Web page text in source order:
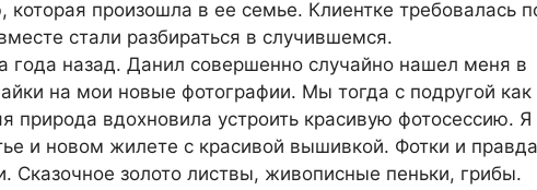
которая произошла в ее семье. Клиентке требовалась
стали разбираться в случившемся.
года назад. Данил совершенно случайно нашел меня в
на мои новые фотографии. Мы тогда с подругой как
природа вдохновила устроить красивую фотосессию. Я
и новом жилете с красивой вышивкой. Фотки и правда
Сказочное золото листвы, живописные пеньки, грибы.